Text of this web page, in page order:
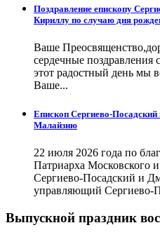
Поздравление епископу
Кириллу по случаю дня
Ваше
сердечные
этот радостный день мы
Ваше...
Епископ Сергиево-
Малайзию
22 июля 2026 года по
Патриарха Московского
Сергиево-Посадский и
управляющий Сергиево-
Выпускной праздник